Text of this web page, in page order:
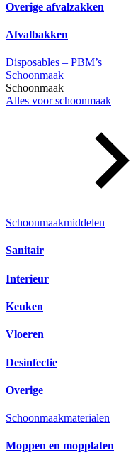
Overige afvalzakken
Afvalbakken
Disposables – PBM’s
Schoonmaak
Schoonmaak
Alles voor schoonmaak
Schoonmaakmiddelen
Sanitair
Interieur
Keuken
Vloeren
Desinfectie
Overige
Schoonmaakmaterialen
Moppen en mopplaten